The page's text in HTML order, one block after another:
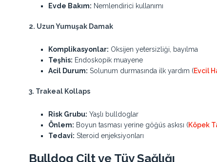
Evde Bakım: Nemlendirici kullanımı
2. Uzun Yumuşak Damak
Komplikasyonlar: Oksijen yetersizliği, bayılma
Teşhis: Endoskopik muayene
Acil Durum: Solunum durmasında ilk yardım (Evcil
3. Trakeal Kollaps
Risk Grubu: Yaşlı bulldoglar
Önlem: Boyun tasması yerine göğüs askısı (Köpek
Tedavi: Steroid enjeksiyonları
Bulldog Cilt ve Tüy Sağlığı